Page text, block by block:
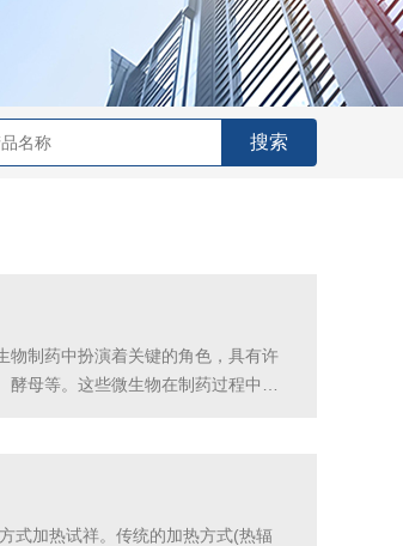
物制药中扮演着关键的角色，具有许
母等。这些微生物在制药过程中可
式加热试祥。传统的加热方式(热辐